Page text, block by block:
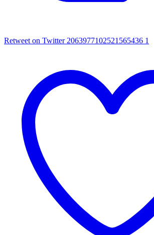
Retweet on Twitter 2063977102521565436 1